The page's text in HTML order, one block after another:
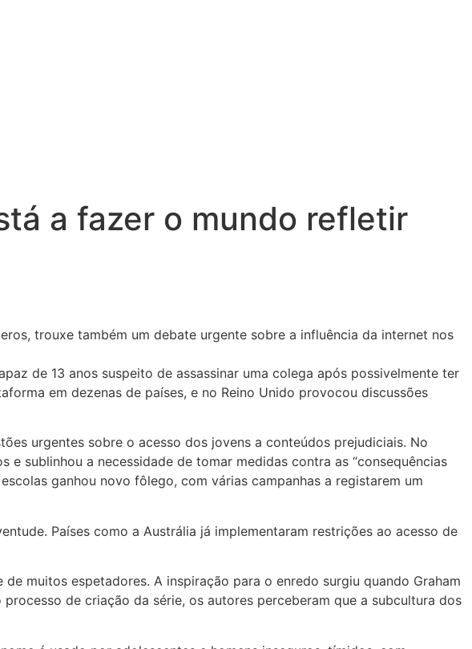
a fazer o mundo refletir
trouxe também um debate urgente sobre a influência da internet nos
de 13 anos suspeito de assassinar uma colega após possivelmente ter
em dezenas de países, e no Reino Unido provocou discussões
urgentes sobre o acesso dos jovens a conteúdos prejudiciais. No
sublinhou a necessidade de tomar medidas contra as “consequências
ganhou novo fôlego, com várias campanhas a registarem um
Países como a Austrália já implementaram restrições ao acesso de
muitos espetadores. A inspiração para o enredo surgiu quando Graham
de criação da série, os autores perceberam que a subcultura dos